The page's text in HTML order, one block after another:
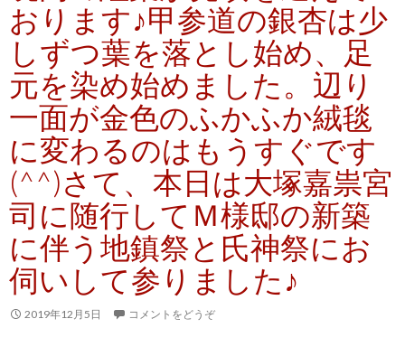
おります♪甲参道の銀杏は少
しずつ葉を落とし始め、足
元を染め始めました。辺り
一面が金色のふかふか絨毯
に変わるのはもうすぐです
(^^)さて、本日は大塚嘉祟宮
司に随行してＭ様邸の新築
に伴う地鎮祭と氏神祭にお
伺いして参りました♪
2019年12月5日 コメントをどうぞ